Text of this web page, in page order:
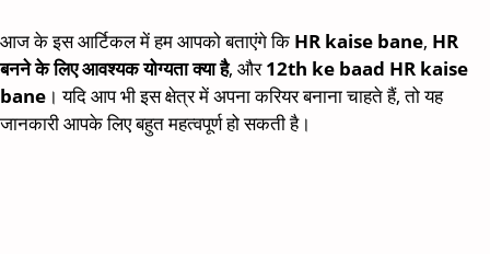
आज के इस आर्टिकल में हम आपको बताएंगे कि HR kaise bane, HR
बनने के लिए आवश्यक योग्यता क्या है, और12th ke baad HR kaise
bane । यदि आप भी इस क्षेत्र में अपना करियर बनाना चाहते हैं, तो यह
जानकारी आपके लिए बहुत महत्वपूर्ण हो सकती है।